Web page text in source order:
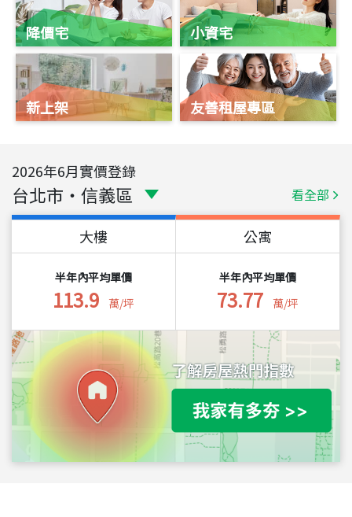
降價宅
新上架
小資宅
友善租屋專區
2026年6月實價登錄
台北市 ・ 信義區 看全部
大樓
半年內平均單價
113.9 萬/坪
公寓
半年內平均單價
73.77 萬/坪